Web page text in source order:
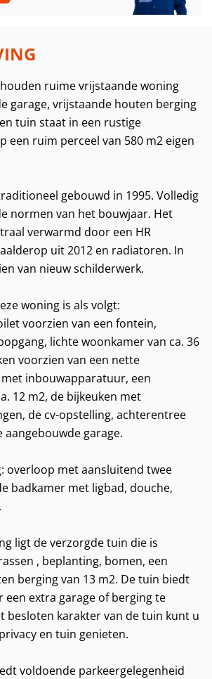
ruime vrijstaande woning
garage, vrijstaande houten berging
tuin staat in een rustige
een ruim perceel van 580 m2 eigen
gebouwd in 1995. Volledig
normen van het bouwjaar. Het
verwarmd door een HR
uit 2012 en radiatoren. In
van nieuw schilderwerk.
woning is als volgt:
voorzien van een fontein,
lichte woonkamer van ca. 36
voorzien van een nette
inbouwapparatuur, een
12 m2, de bijkeuken met
de cv-opstelling, achterentree
garage.
overloop met aansluitend twee
badkamer met ligbad, douche,
ligt de verzorgde tuin die is
, beplanting, bomen, een
berging van 13 m2. De tuin biedt
een extra garage of berging te
besloten karakter van de tuin kunt u
en tuin genieten.
voldoende parkeergelegenheid